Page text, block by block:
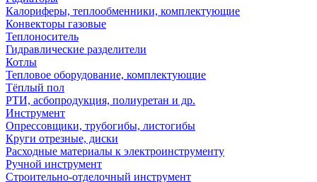
Калориферы, теплообменники, комплектующие
Конвекторы газовые
Теплоноситель
Гидравлические разделители
Котлы
Тепловое оборудование, комплектующие
Тёплый пол
РТИ, асбопродукция, полиуретан и др.
Инструмент
Опрессовщики, трубогибы, листогибы
Круги отрезные, диски
Расходные материалы к электроинструменту
Ручной инструмент
Строительно-отделочный инструмент